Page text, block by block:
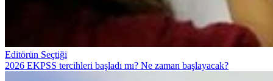
Editörün Seçtiği
2026 EKPSS tercihleri başladı mı? Ne zaman başlayacak?